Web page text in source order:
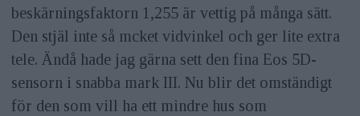
beskärningsfaktorn 1,255 är vettig på många sätt.
Den stjäl inte så mcket vidvinkel och ger lite extra
tele. Ändå hade jag gärna sett den fina Eos 5D-
sensorn i snabba mark III. Nu blir det omständigt
för den som vill ha ett mindre hus som